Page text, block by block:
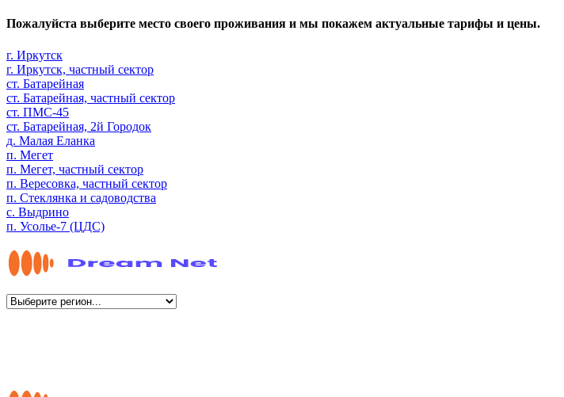
Пожалуйста выберите место своего проживания и мы покажем актуальные тарифы и цены.
г. Иркутск
г. Иркутск, частный сектор
ст. Батарейная
ст. Батарейная, частный сектор
ст. ПМС-45
ст. Батарейная, 2й Городок
д. Малая Еланка
п. Мегет
п. Мегет, частный сектор
п. Вересовка, частный сектор
п. Стеклянка и садоводства
с. Выдрино
п. Усолье-7 (ЦДС)